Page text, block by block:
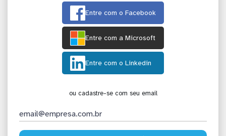
Entre com o Facebook
Entre com a Microsoft
Entre com o Linkedin
ou cadastre-se com seu email